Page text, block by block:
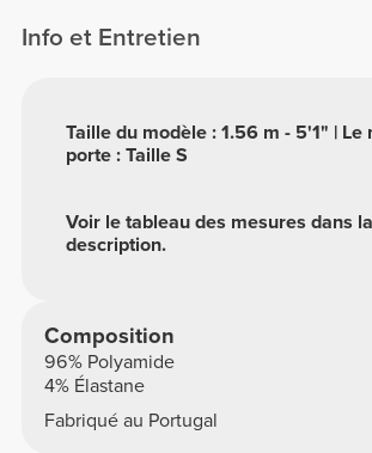
Info et Entretien
Voir le tableau des mesures dans la
description.
Taille du modèle : 1.56 m - 5'1" | Le
porte : Taille S
Composition
96% Polyamide
4% Élastane
Fabriqué au Portugal